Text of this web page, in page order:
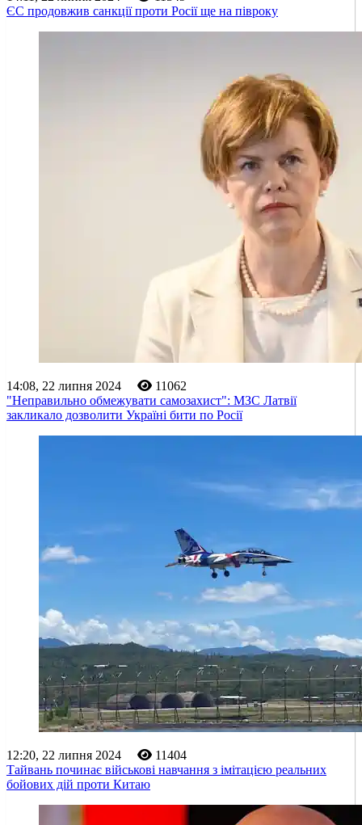
ЄС продовжив санкції проти Росії ще на півроку
14:08, 22 липня 2024
11062
"Неправильно обмежувати самозахист": МЗС Латвії
закликало дозволити Україні бити по Росії
12:20, 22 липня 2024
11404
Тайвань починає військові навчання з імітацією реальних
бойових дій проти Китаю